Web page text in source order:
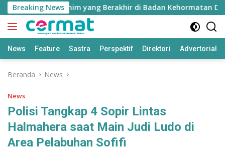
Langsung
ke
konten
Breaking News
Nurjaya Ibrahim yang Berakhir di Badan Kehormatan DPRD
News Feature Sastra Perspektif Direktori Advertorial
Beranda News
News
Polisi Tangkap 4 Sopir Lintas
Halmahera saat Main Judi Ludo di
Area Pelabuhan Sofifi